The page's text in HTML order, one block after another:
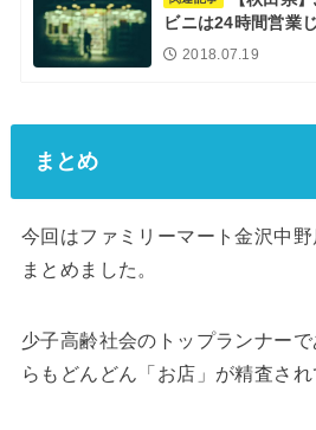
ビニは24時間営業
2018.07.19
まとめ
今回はファミリーマート金沢中
まとめました。
少子高齢社会のトップランナー
らもどんどん「お店」が精査され